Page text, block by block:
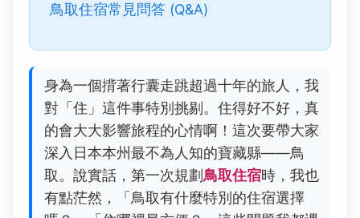
鳥取住宿常見問答 (Q&A)
身為一個揹著行囊走跳超過十年的旅人，我
對「住」這件事特別挑剔。住得好不好，真
的會大大影響旅程的心情啊！這次要帶大家
深入日本本州最不為人知的寶藏縣——鳥
取。說實話，第一次規劃 鳥取住宿時，我也
有點茫然，「鳥取有什麼特別的住宿選擇